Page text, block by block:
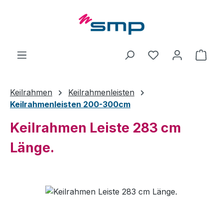
Zum Hauptinhalt springen
Keilrahmen
Keilrahmenleisten
Keilrahmenleisten 200-300cm
Keilrahmen Leiste 283 cm
Länge.
Bildergalerie überspringen